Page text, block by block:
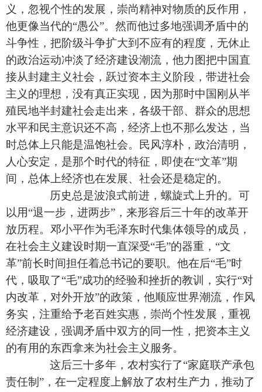
义，忽视个性的发展，崇尚精神对物质的反作用，
他更像当代的“愚公”。然而他过多地强调矛盾中的
斗争性，把阶级斗争扩大到不应有的程度，无休止
的政治运动冲淡了经济建设潮流，他力图把中国直
接从封建主义社会，跃过资本主义阶段，带进社会
主义的理想，没有真正实现，因为那时中国刚从半
殖民地半封建社会走出来，各级干部、群众的思想
水平和民主意识还不高，经济上也不那么发达，当
时总体上只能是温饱社会。民风淳朴，政治清明，
人心安定，是那个时代的特征，即使在“文革”期
间，总体上经济也在发展、社会还是稳定的。
历史总是波浪式前进，螺旋式上升的。可
以用“退一步，进两步”，来形容后三十年的改革开
放历程。邓小平作为毛泽东时代集体领导的成员，
在社会主义建设时期一直深受“毛”的器重，“文
革”前长时间担任着总书记的要职。他在后“毛”时
代，吸取了“毛”成功的经验和挫折的教训，实行“对
内改革，对外开放”的政策，他顺应世界潮流，作风
务实，注重给予老百姓实惠，崇尚个性发展，重视
经济建设，强调矛盾中双方的同一性，把资本主义
的有用的东西拿来为社会主义服务。
这后三十多年，农村实行了“家庭联产承包
责任制”，在一定程度上解放了农村生产力，推动了